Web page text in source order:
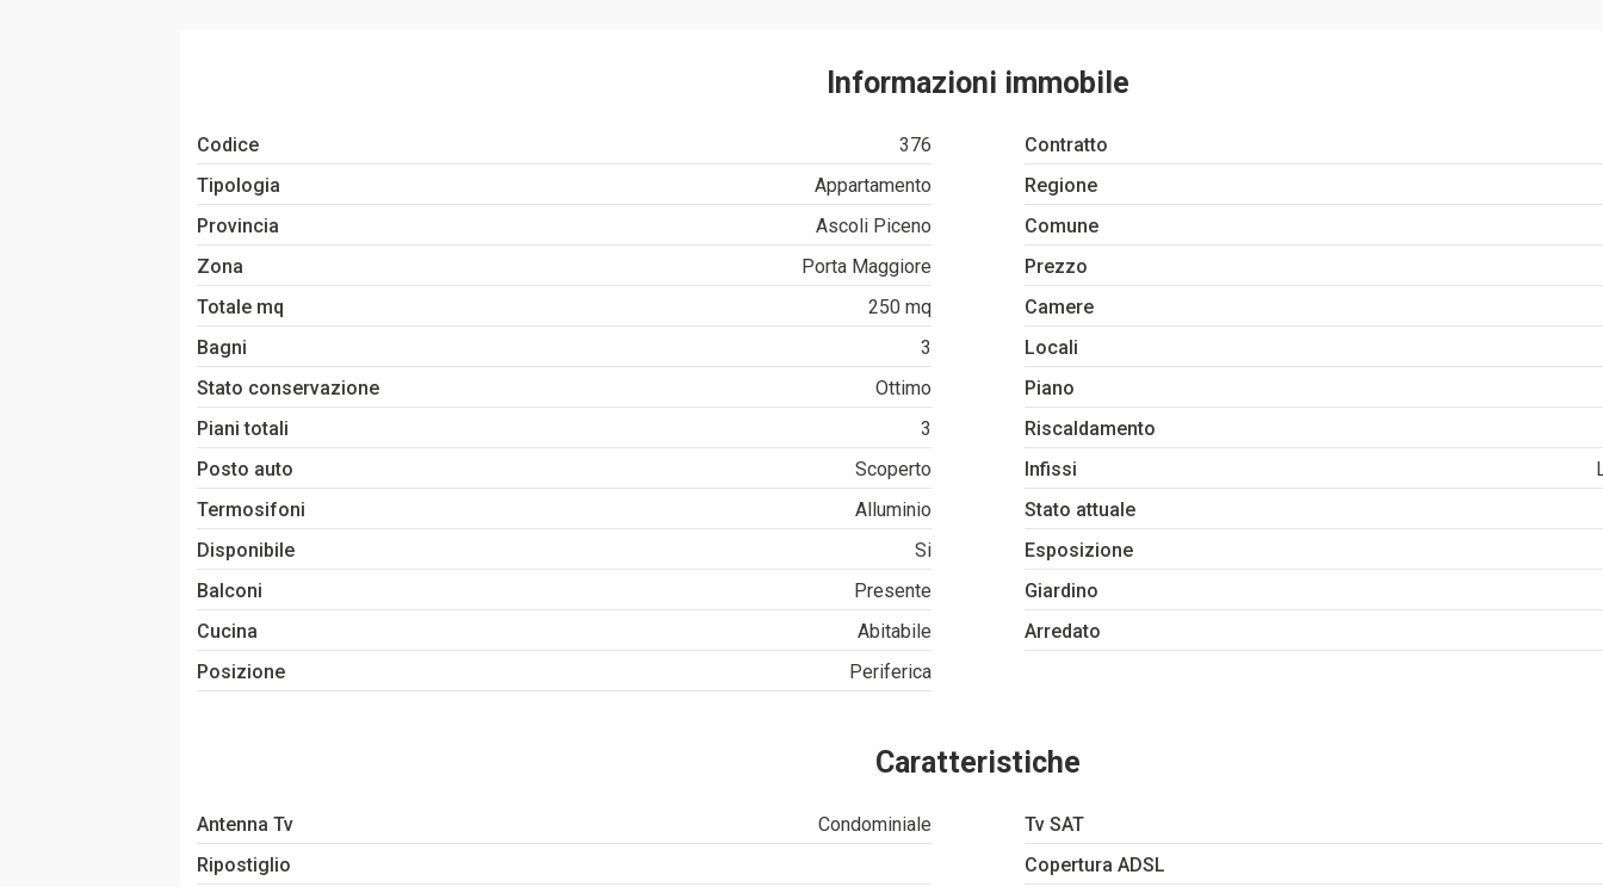
Informazioni immobile
Codice 376
Contratto
Tipologia
Appartamento
Regione
Provincia
Ascoli Piceno
Comune
Zona
Porta Maggiore
Prezzo
Totale mq
250 mq
Camere
Bagni
3
Locali
Stato conservazione
Ottimo
Piano
Piani totali
3
Riscaldamento
Posto auto
Scoperto Infissi
Termosifoni
Alluminio
Stato attuale
Disponibile
Si Esposizione
Balconi
Presente
Giardino
Cucina
Abitabile
Arredato
Posizione
Periferica
Caratteristiche
Antenna Tv Condominiale
Tv SAT
Ripostiglio
Copertura ADSL